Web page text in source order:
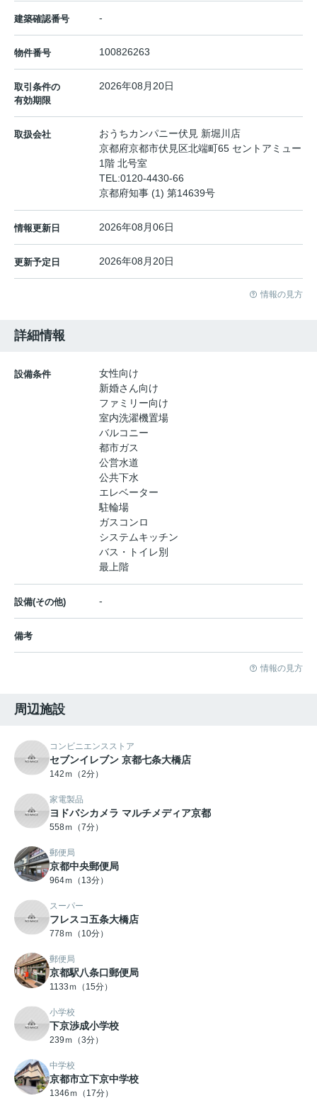
建築確認番号 -
物件番号 100826263
取引条件の
有効期限
2026年08月20日
取扱会社
おうちカンパニー伏見 新堀川店
京都府京都市伏見区北端町65 セントアミュー
1階 北号室
TEL:0120-4430-66
京都府知事 (1) 第14639号
情報更新日 2026年08月06日
更新予定日 2026年08月20日
情報の見方
詳細情報
設備条件
女性向け
新婚さん向け
ファミリー向け
室内洗濯機置場
バルコニー
都市ガス
公営水道
公共下水
エレベーター
駐輪場
ガスコンロ
システムキッチン
バス・トイレ別
最上階
設備(その他) -
備考
情報の見方
周辺施設
コンビニエンスストア
セブンイレブン 京都七条大橋店
142ｍ（2分）
家電製品
ヨドバシカメラ マルチメディア京都
558ｍ（7分）
郵便局
京都中央郵便局
964ｍ（13分）
スーパー
フレスコ五条大橋店
778ｍ（10分）
郵便局
京都駅八条口郵便局
1133ｍ（15分）
小学校
下京渉成小学校
239ｍ（3分）
中学校
京都市立下京中学校
1346ｍ（17分）